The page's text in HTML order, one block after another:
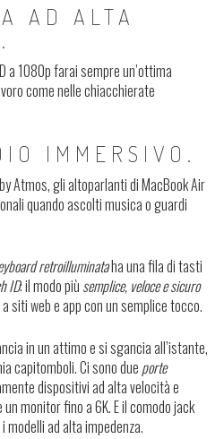
AD ALTA
a 1080p farai sempre un’ottima
come nelle chiacchierate
IMMERSIVO.
Atmos, gli altoparlanti di MacBook Air
quando ascolti musica o guardi
retroilluminataha una fila di tasti
ID: il modo più semplice, veloce e sicuro
siti web e app con un semplice tocco.
in un attimo e si sgancia all’istante,
capitomboli. Ci sono due porte
dispositivi ad alta velocità e
monitor fino a 6K. E il comodo jack
modelli ad alta impedenza.